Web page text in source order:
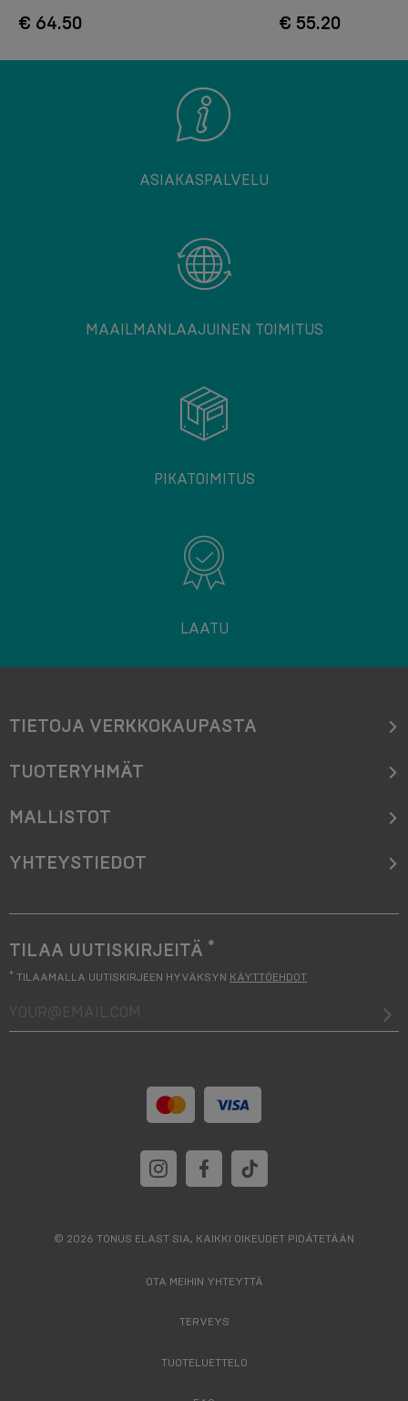
€ 64.50 € 55.20
ASIAKASPALVELU
MAAILMANLAAJUINEN TOIMITUS
PIKATOIMITUS
LAATU
TIETOJA VERKKOKAUPASTA
TUOTERYHMÄT
MALLISTOT
YHTEYSTIEDOT
TILAA UUTISKIRJEITÄ *
* TILAAMALLA UUTISKIRJEEN HYVÄKSYN KÄYTTÖEHDOT
your@email.com
© 2026 TONUS ELAST SIA, KAIKKI OIKEUDET PIDÄTETÄÄN
OTA MEIHIN YHTEYTTÄ
TERVEYS
TUOTELUETTELO